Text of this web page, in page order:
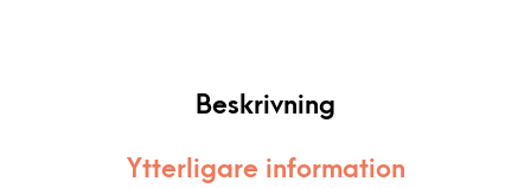
Beskrivning
Ytterligare information